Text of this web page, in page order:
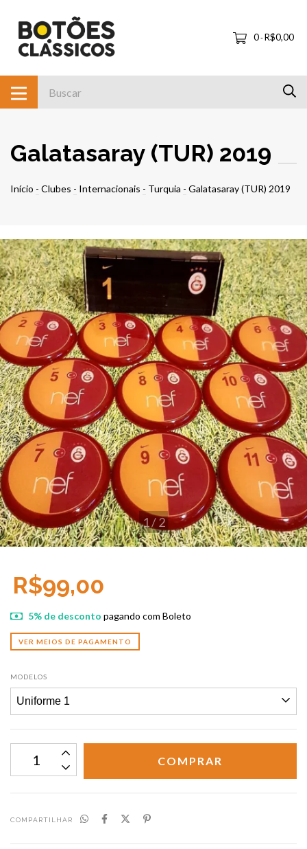
0-R$0,00
Galatasaray (TUR) 2019
Início - Clubes - Internacionais - Turquia - Galatasaray (TUR) 2019
1/2
R$99,00
5% de desconto pagando com Boleto
VER MEIOS DE PAGAMENTO
MODELOS
COMPARTILHAR